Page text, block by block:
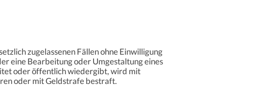
zugelassenen Fällen ohne Einwilligung
eine Bearbeitung oder Umgestaltung eines
oder öffentlich wiedergibt, wird mit
oder mit Geldstrafe bestraft.